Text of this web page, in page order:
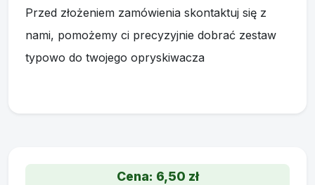
Przed złożeniem zamówienia skontaktuj się z
nami, pomożemy ci precyzyjnie dobrać zestaw
typowo do twojego opryskiwacza
Cena: 6,50 zł